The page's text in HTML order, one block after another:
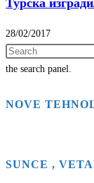
Турска
28/02/2017
the search panel.
NOVE
SUNCE ,